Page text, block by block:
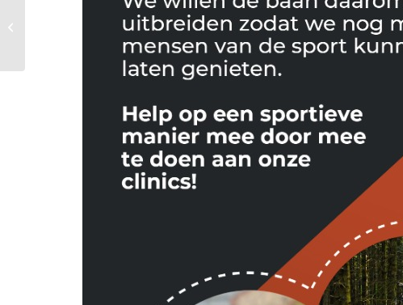
BSC Unisson laat zich